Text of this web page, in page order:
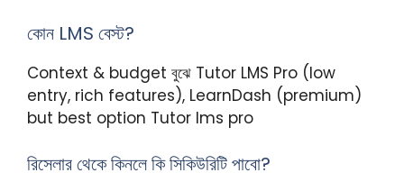
কোন LMS বেস্ট?
Context & budget বুঝে Tutor LMS Pro (low
entry, rich features), LearnDash (premium)
but best option Tutor lms pro
রিসেলার থেকে কিনলে কি সিকিউরিটি পাবো?